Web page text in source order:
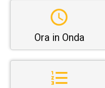
Ora in Onda